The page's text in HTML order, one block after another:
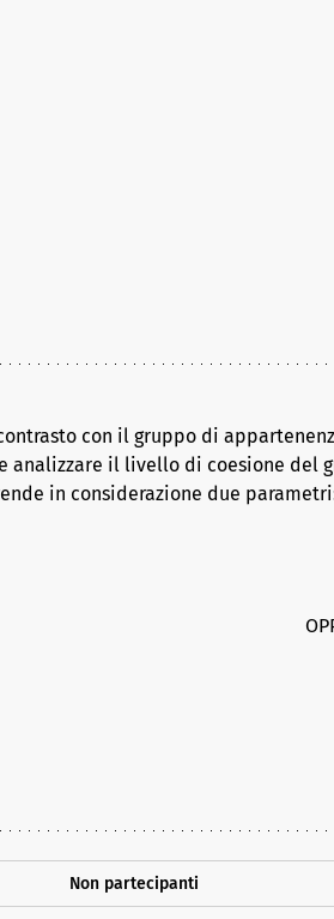
con il gruppo di
il livello di coesione del
in considerazione due
Non partecipanti